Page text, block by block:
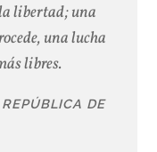
libertad; una
una lucha
libres.
DE